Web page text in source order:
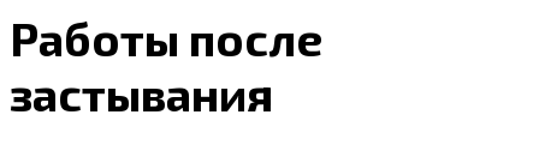
Работы после
застывания